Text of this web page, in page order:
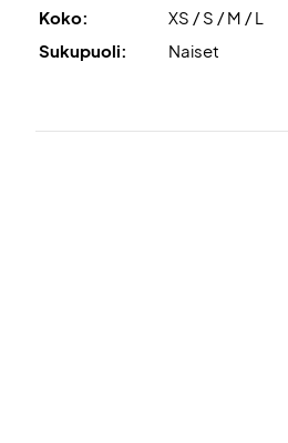
Koko:
XS / S / M / L
Sukupuoli:
Naiset